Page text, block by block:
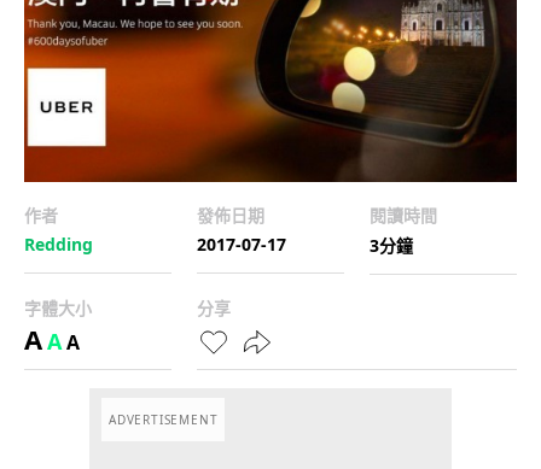
作者
Redding
發佈日期
2017-07-17
閱讀時間
3分鐘
字體大小
AAA
分享
ADVERTISEMENT